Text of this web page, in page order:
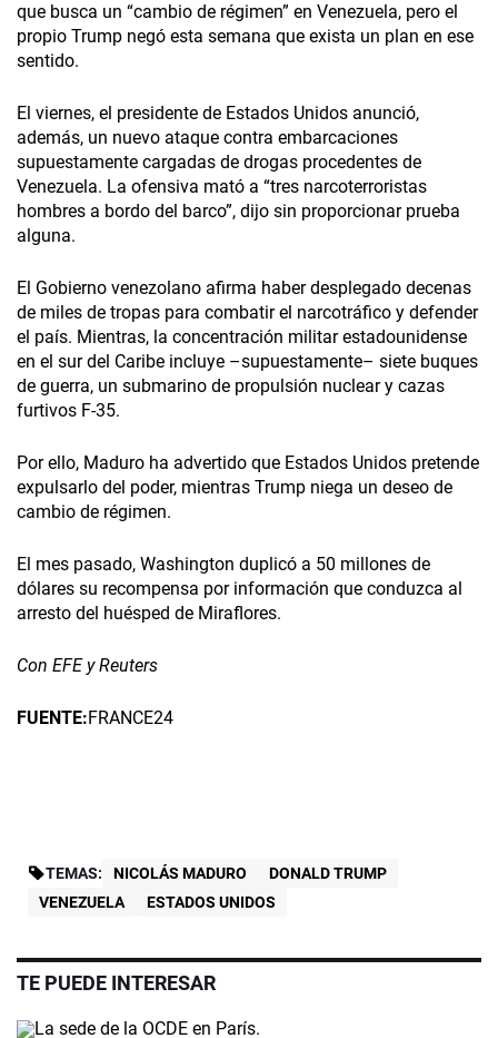
que busca un “cambio de régimen” en Venezuela, pero el
propio Trump negó esta semana que exista un plan en ese
sentido.
El viernes, el presidente de Estados Unidos anunció,
además, un nuevo ataque contra embarcaciones
supuestamente cargadas de drogas procedentes de
Venezuela. La ofensiva mató a “tres narcoterroristas
hombres a bordo del barco”, dijo sin proporcionar prueba
alguna.
El Gobierno venezolano afirma haber desplegado decenas
de miles de tropas para combatir el narcotráfico y defender
el país. Mientras, la concentración militar estadounidense
en el sur del Caribe incluye –supuestamente– siete buques
de guerra, un submarino de propulsión nuclear y cazas
furtivos F-35.
Por ello, Maduro ha advertido que Estados Unidos pretende
expulsarlo del poder, mientras Trump niega un deseo de
cambio de régimen.
El mes pasado, Washington duplicó a 50 millones de
dólares su recompensa por información que conduzca al
arresto del huésped de Miraflores.
Con EFE y Reuters
FUENTE:FRANCE24
TEMAS: NICOLÁS MADURO
DONALD TRUMP
VENEZUELA
ESTADOS UNIDOS
TE PUEDE INTERESAR